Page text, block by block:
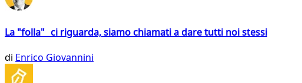
La "folla" ci riguarda, siamo chiamati a dare tutti noi stessi
di Enrico Giovannini